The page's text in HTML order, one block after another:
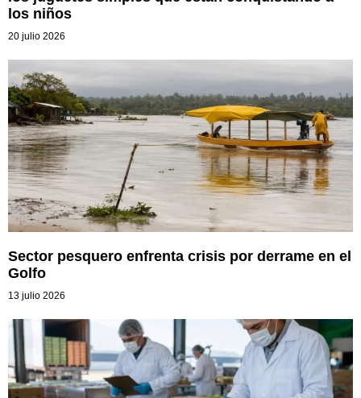
los niños
20 julio 2026
Sector pesquero enfrenta crisis por derrame en el
Golfo
13 julio 2026